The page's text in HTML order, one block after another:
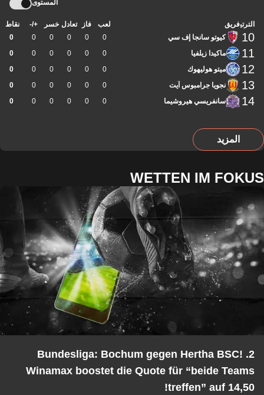
المستوى
الترتيبفريق لعب فاز تعادل خسر +/- نقاط
10 كيوتو سانجا إف سي 0
0
0
0
0
0
11 ماكيدا زيلفيا 0
0
0
0
0
0
12 ميتو هوليهوك 0
0
0
0
0
0
13 نجويا جرامبوس آيت 0
0
0
0
0
0
14 سانفريسي هيروشيما 0
0
0
0
0
0
المزيد
WETTEN IM FOKUS
2. Bundesliga: Bochum gegen Hertha BSC!
Winamax boostet die Quote für “beide Teams
treffen” auf 14,50!